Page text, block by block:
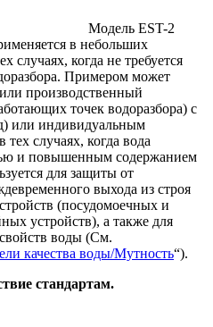
Модель EST-2
в небольших
случаях, когда не требуется
Примером может
производственный
точек водоразбора) с
или индивидуальным
случаях, когда вода
и повышенным содержанием
для защиты от
выхода из строя
(посудомоечных и
устройств), а также для
воды (См.
качества воды/Мутность“).
стандартам.